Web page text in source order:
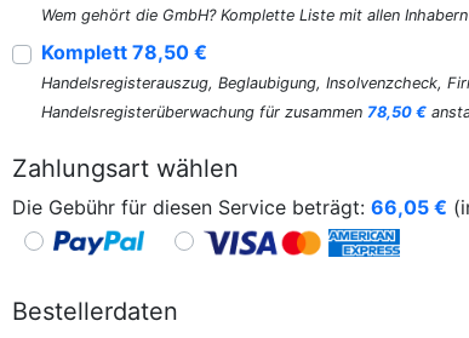
Wem gehört die GmbH? Komplette Liste mit allen
Komplett 78,50 €
Handelsregisterauszug, Beglaubigung, Insolvenzcheck,
Handelsregisterüberwachung für zusammen 78,50 €
Zahlungsart wählen
Die Gebühr für diesen Service beträgt: 66,05 €
Bestellerdaten